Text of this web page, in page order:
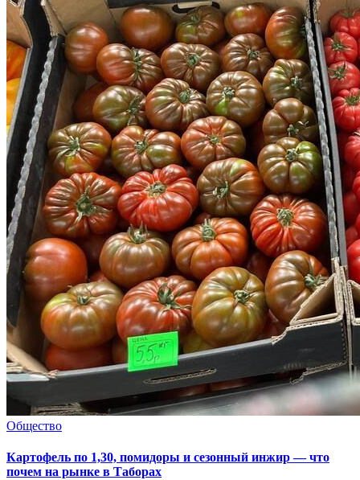
Общество
Картофель по 1,30, помидоры и сезонный инжир — что
почем на рынке в Таборах